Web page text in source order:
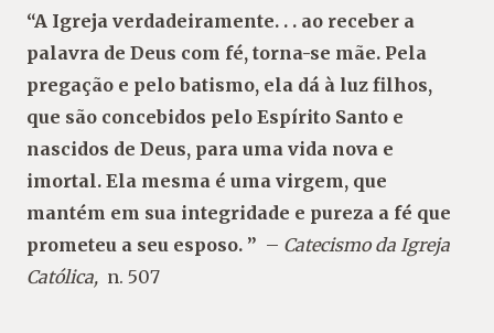
“A Igreja verdadeiramente. . . ao receber a
palavra de Deus com fé, torna-se mãe. Pela
pregação e pelo batismo, ela dá à luz filhos,
que são concebidos pelo Espírito Santo e
nascidos de Deus, para uma vida nova e
imortal. Ela mesma é uma virgem, que
mantém em sua integridade e pureza a fé que
prometeu a seu esposo. ” – Catecismo da Igreja
Católica, n. 507